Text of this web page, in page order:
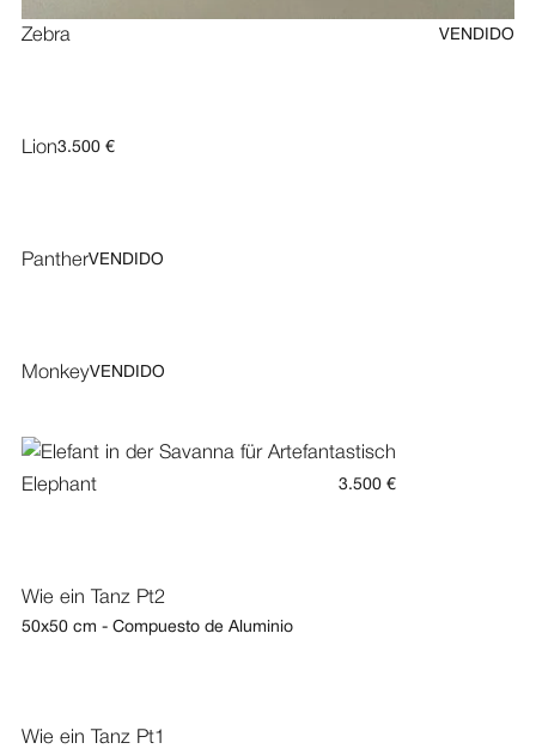
Zebra VENDIDO
Lion3.500 €
PantherVENDIDO
MonkeyVENDIDO
Elephant 3.500 €
Wie ein Tanz Pt2
50x50 cm - Compuesto de Aluminio
Wie ein Tanz Pt1